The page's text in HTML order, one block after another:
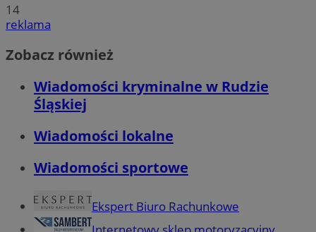
14
reklama
Zobacz również
Wiadomości kryminalne w Rudzie
Śląskiej
Wiadomości lokalne
Wiadomości sportowe
Ekspert Biuro Rachunkowe